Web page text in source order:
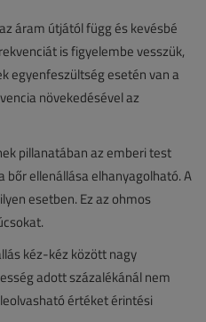
áram útjától függ és kevésbé
is figyelembe vesszük,
egyenfeszültség esetén van a
növekedésével az
pillanatában az emberi test
ellenállása elhanyagolható. A
esetben. Ez az ohmos
kéz-kéz között nagy
adott százalékánál nem
értéket érintési